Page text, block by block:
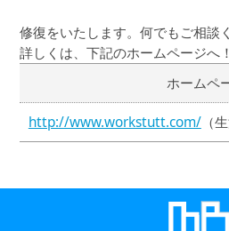
修復をいたします。何でもご相談
詳しくは、下記のホームページへ！
ホームペ
http://www.workstutt.com/（